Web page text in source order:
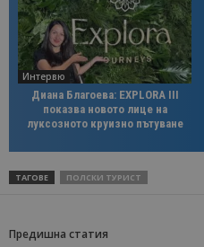
Интервю
Диана Благоева: EXPLORA III
показва новото лице на
луксозното круизно пътуване
ТАГОВЕ ПОЛСКИ ТУРИСТ
Предишна статия